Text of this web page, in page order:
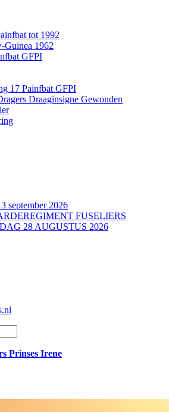
tot 1992
Guinea 1962
GFPI
17 Painfbat GFPI
Draaginsigne Gewonden
september 2026
FUSELIERS
28 AUGUSTUS 2026
Prinses Irene